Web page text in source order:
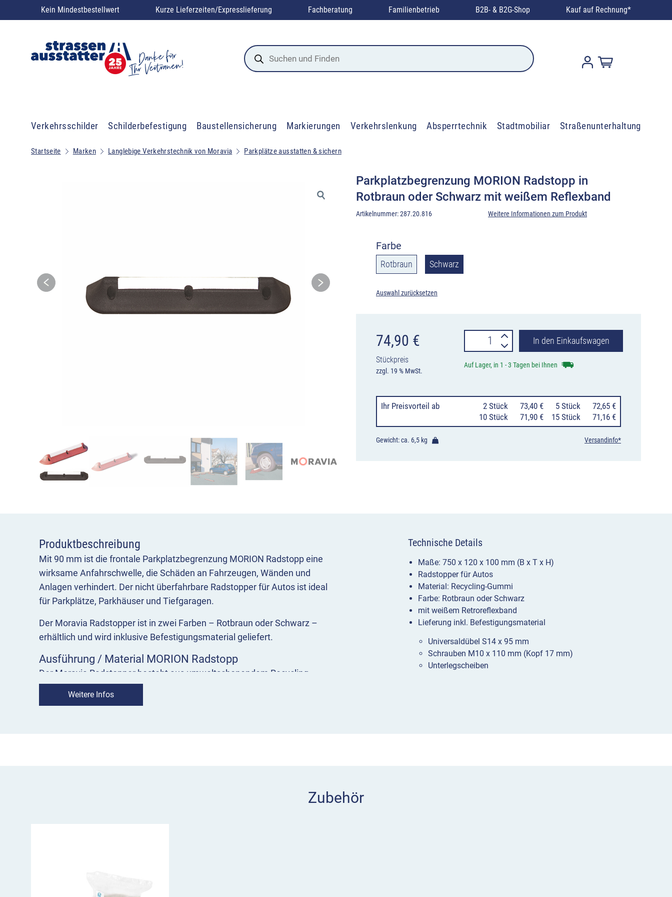
Kein Mindestbestellwert Kurze Lieferzeiten/Expresslieferung Fachberatung Familienbetrieb B2B- & B2G-Shop Kauf auf Rechnung*
Products
search
Verkehrsschilder Schilderbefestigung Baustellensicherung Markierungen Verkehrslenkung Absperrtechnik Stadtmobiliar Straßenunterhaltung
Startseite Marken Langlebige Verkehrstechnik von Moravia Parkplätze ausstatten & sichern
Parkplatzbegrenzung MORION Radstopp in
Rotbraun oder Schwarz mit weißem Reflexband
Artikelnummer:287.20.816 Weitere Informationen zum Produkt
Farbe
Rotbraun Schwarz
Auswahl zurücksetzen
74,90 €
Stückpreis
zzgl. 19 % MwSt.
Parkplatzbegrenzung
MORION
in
Rotbraun
oder
In den Einkaufswagen
Auf Lager, in 1 - 3 Tagen bei Ihnen
Ihr Preisvorteil ab 2 Stück 73,40 € 5 Stück
72,65 €
10 Stück
71,90 € 15 Stück 71,16 €
Gewicht: ca. 6,5 kg Versandinfo*
Produktbeschreibung
Mit 90 mm ist die frontale Parkplatzbegrenzung MORION Radstopp eine
wirksame Anfahrschwelle, die Schäden an Fahrzeugen, Wänden und
Anlagen verhindert. Der nicht überfahrbare Radstopper für Autos ist ideal
für Parkplätze, Parkhäuser und Tiefgaragen.
Der Moravia Radstopper ist in zwei Farben – Rotbraun oder Schwarz –
erhältlich und wird inklusive Befestigungsmaterial geliefert.
Ausführung / Material MORION Radstopp
Der Moravia Radstopper besteht aus umweltschonendem Recycling-
Gummi, das Beschädigungen am Fahrzeug vorbeugt. In beiden
Weitere Infos
Technische Details
Maße: 750 x 120 x 100 mm (B x T x H)
Radstopper für Autos
Material: Recycling-Gummi
Farbe: Rotbraun oder Schwarz
mit weißem Retroreflexband
Lieferung inkl. Befestigungsmaterial
Universaldübel S14 x 95 mm
Schrauben M10 x 110 mm (Kopf 17 mm)
Unterlegscheiben
Zubehör